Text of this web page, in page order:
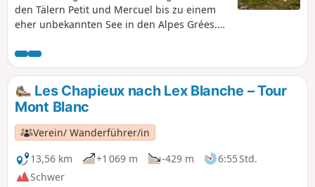
den Tälern Petit und Mercuel bis zu einem
eher unbekannten See in den Alpes Grées.
dieser etwas mehr als 12 km langen
Rundwanderung, ideal für einen schönen
Tag in den Bergen fernab der
Menschenmassen.
Les Chapieux nach Lex Blanche – Tour
Mont Blanc
Verein/ Wanderführer/in
13,56 km
+1 069 m -429 m
6:55 Std.
Schwer